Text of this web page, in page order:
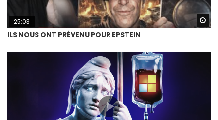
25:03
ILS NOUS ONT PRÉVENU POUR EPSTEIN